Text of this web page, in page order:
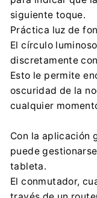
siguiente toque.
Práctica luz de
El círculo
discretamente
Esto le permite
oscuridad de la
cualquier
Con la aplicación
puede
tableta.
El conmutador,